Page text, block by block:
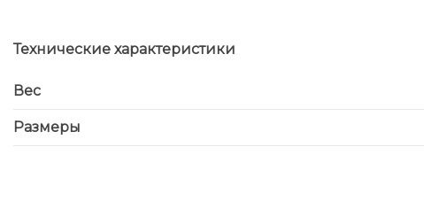
Технические характеристики
Вес
Размеры